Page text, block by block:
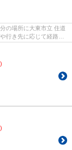
の場所に大東市立 住道
行き先に応じて経路を